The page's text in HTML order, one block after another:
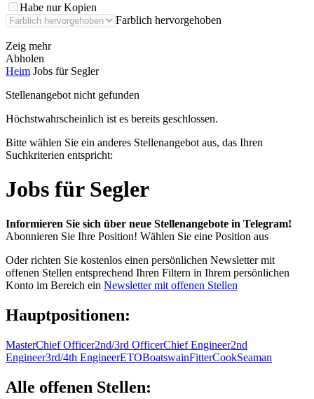
Habe nur Kopien
Farblich hervorgehoben
Zeig mehr
Abholen
Heim Jobs für Segler
Stellenangebot nicht gefunden
Höchstwahrscheinlich ist es bereits geschlossen.
Bitte wählen Sie ein anderes Stellenangebot aus, das Ihren
Suchkriterien entspricht:
Jobs für Segler
Informieren Sie sich über neue Stellenangebote in Telegram!
Abonnieren Sie Ihre Position! Wählen Sie eine Position aus
Oder richten Sie kostenlos einen persönlichen Newsletter mit
offenen Stellen entsprechend Ihren Filtern in Ihrem persönlichen
Konto im Bereich ein Newsletter mit offenen Stellen
Hauptpositionen:
MasterChief Officer2nd/3rd OfficerChief Engineer2nd
Engineer3rd/4th EngineerETOBoatswainFitterCookSeaman
Alle offenen Stellen: